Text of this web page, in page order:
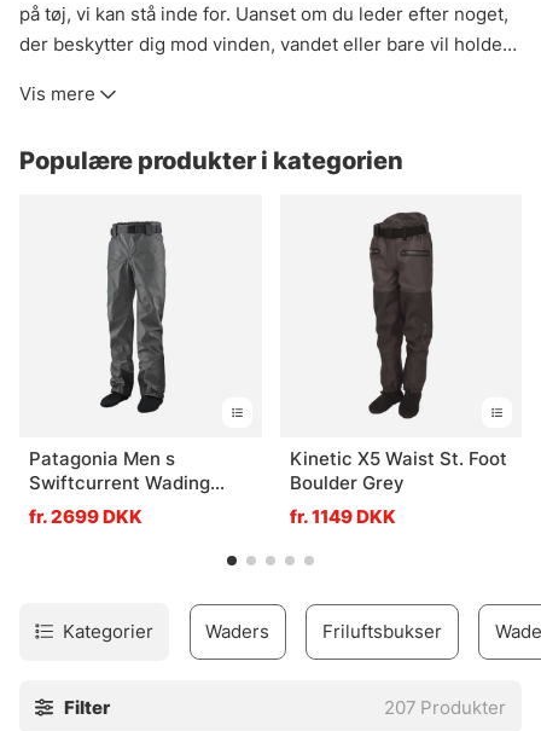
på tøj, vi kan stå inde for. Uanset om du leder efter noget,
der beskytter dig mod vinden, vandet eller bare vil holde
der er et bestemt stykke tøj, du leder efter, som du ikke
hjælpe dig med alligevel. Bare e-mail os, så hjælper vi dig
Vis mere
Populære produkter i kategorien
Patagonia Men s
Swiftcurrent Wading
Pants
fr. 2699 DKK
Kinetic X5 Waist St. Foot
Boulder Grey
fr. 1149 DKK
Kategorier Waders Friluftsbukser
Filter 207 Produkter